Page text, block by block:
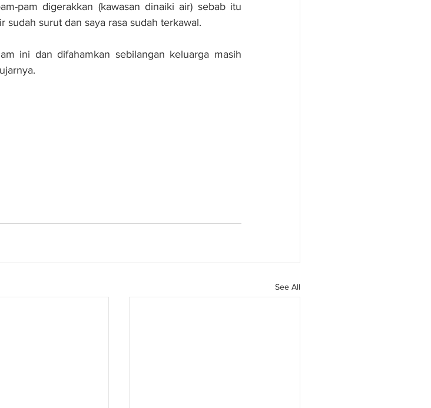
pam digerakkan (kawasan dinaiki air) sebab itu
surut dan saya rasa sudah terkawal.
ini dan difahamkan sebilangan keluarga masih
See All